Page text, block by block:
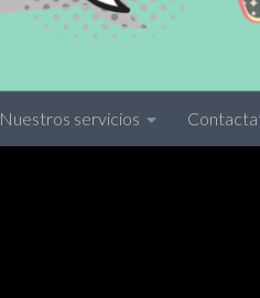
Nuestros servicios